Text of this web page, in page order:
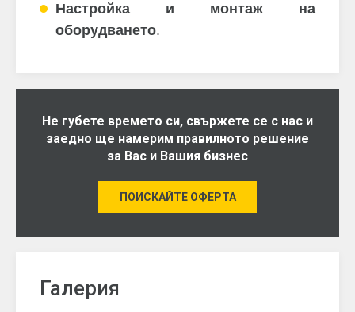
Настройка и монтаж на
оборудването.
Не губете времето си, свържете се с нас и
заедно ще намерим правилното решение
за Вас и Вашия бизнес
ПОИСКАЙТЕ ОФЕРТА
Галерия